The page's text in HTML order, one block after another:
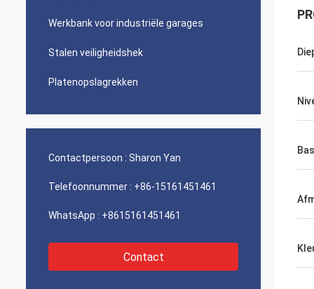
Werkbank voor industriële garages
Stalen veiligheidshek
Platenopslagrekken
Contactpersoon : Sharon Yan
Telefoonnummer : +86-15161451461
WhatsApp : +8615161451461
Contact